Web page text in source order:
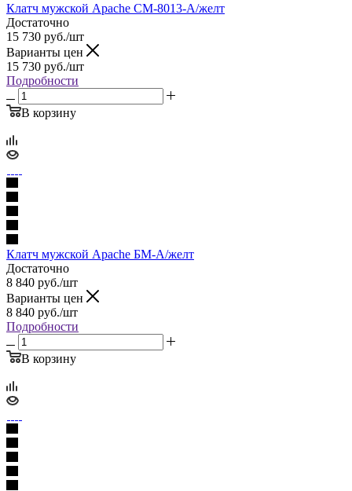
Клатч мужской Apache СМ-8013-А/желт
Достаточно
15 730 руб./шт
Варианты цен
15 730 руб./шт
Подробности
В корзину
Клатч мужской Apache БМ-А/желт
Достаточно
8 840 руб./шт
Варианты цен
8 840 руб./шт
Подробности
В корзину